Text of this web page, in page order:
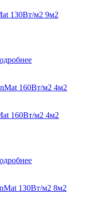
130Вт/м2 9м2
160Вт/м2 4м2